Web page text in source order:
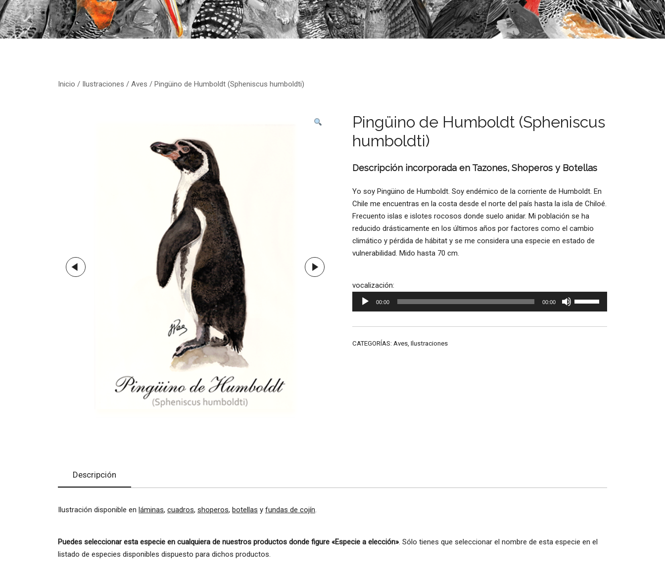
Inicio / Ilustraciones / Aves / Pingüino de Humboldt (Spheniscus humboldti)
Pingüino de Humboldt (Spheniscus
humboldti)
Descripción incorporada en Tazones, Shoperos y Botellas
Yo soy Pingüino de Humboldt. Soy endémico de la corriente de Humboldt. En
Chile me encuentras en la costa desde el norte del país hasta la isla de Chiloé.
Frecuento islas e islotes rocosos donde suelo anidar. Mi población se ha
reducido drásticamente en los últimos años por factores como el cambio
climático y pérdida de hábitat y se me considera una especie en estado de
vulnerabilidad. Mido hasta 70 cm.
vocalización:
de
audio
00:00 00:00
las
CATEGORÍAS: Aves Ilustraciones
Descripción
Ilustración disponible en láminas, cuadros, shoperos, botellas y fundas de cojín.
Puedes seleccionar esta especie en cualquiera de nuestros productos donde figure «Especie a elección». Sólo tienes que seleccionar el nombre de esta especie en el
listado de especies disponibles dispuesto para dichos productos.